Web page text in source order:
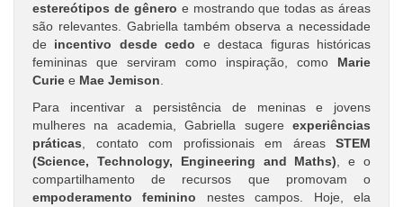
estereótipos de gênero e mostrando que todas as áreas
são relevantes. Gabriella também observa a necessidade
de incentivo desde cedo e destaca figuras históricas
femininas que serviram como inspiração, como Marie
Curie e Mae Jemison
Para incentivar a persistência de meninas e jovens
mulheres na academia, Gabriella sugere experiências
práticas , contato com profissionais em áreas STEM
(Science, Technology, Engineering and Maths) , e o
compartilhamento de recursos que promovam o
empoderamento feminino nestes campos. Hoje, ela